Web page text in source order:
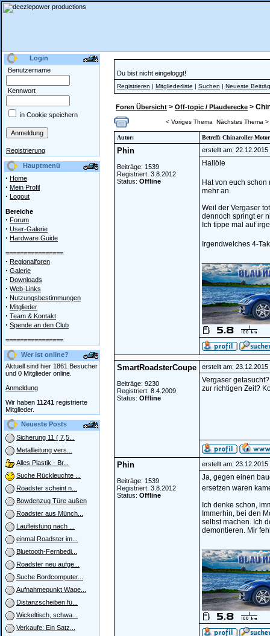
Login
Benutzername
Kennwort
in Cookie speichern
Registrierung
Hauptmenü
· Home
· Mein Profil
· Logout
Bereiche
· Forum
· User-Galerie
· Hardware Guide
================
· Regionalforen
· Galerie
· Downloads
· Web-Links
· Nutzungsbestimmungen
· Mitglieder
· Team & Kontakt
· Spende an den Club
================
Wer ist online?
Aktuell sind hier 1861 Besucher
und 0 Mitglieder online.
Anmeldung
Wir haben 11241 registrierte
Mitglieder.
Neueste Posts
Sicherung 11 ( 7,5...
Metallleitung vers...
Alles Plastik - Br...
Suche Rückleuchte ...
Roadster scheint n...
Bowdenzug Türe außen
Roadster aus Münch...
Laufleistung nach ...
einmal Roadster im...
Bluetooth-Fernbedi...
Roadster neu aufge...
Suche Bordcomputer...
Aufnahmepunkt Wage...
Distanzscheiben fü...
Wickeltisch, schwa...
Verkaufe: Ein Satz...
Du bist nicht eingeloggt!
Registrieren | Mitgliederliste | Suchen | Neueste
Foren Übersicht > Off-topic / Plauderecke >
< Voriges Thema Nächstes Thema >
Autor: Betreff: Chinaroller-
Phin
Beiträge: 1539
Registriert: 3.8.2012
Status: Offline
erstellt am:
Hallöle
Hat von euch
mehr an.
Weil der Vergaser
dennoch springt er
Ich tippe mal auf
Irgendwelches 4-
SmartRoadsterCoupe
Beiträge: 9230
Registriert: 8.4.2009
Status: Offline
erstellt am:
Vergaser
zur richtigen Zeit?
Phin
Beiträge: 1539
Registriert: 3.8.2012
Status: Offline
erstellt am:
Ja, gegen einen
ersetzen waren
Ich denke schon,
Immerhin, bei den
selbst machen. Ich
demontieren. Mir